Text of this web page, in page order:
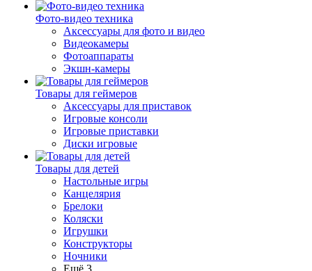
Фото-видео техника
Аксессуары для фото и видео
Видеокамеры
Фотоаппараты
Экшн-камеры
Товары для геймеров
Аксессуары для приставок
Игровые консоли
Игровые приставки
Диски игровые
Товары для детей
Настольные игры
Канцелярия
Брелоки
Коляски
Игрушки
Конструкторы
Ночники
Ещё 3